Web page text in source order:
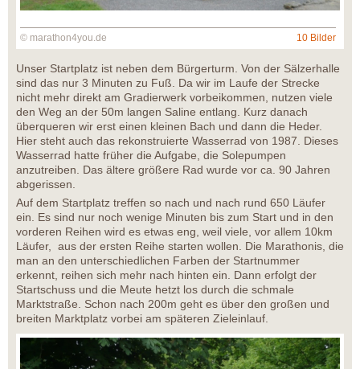
© marathon4you.de 10 Bilder
Unser Startplatz ist neben dem Bürgerturm. Von der Sälzerhalle
sind das nur 3 Minuten zu Fuß. Da wir im Laufe der Strecke
nicht mehr direkt am Gradierwerk vorbeikommen, nutzen viele
den Weg an der 50m langen Saline entlang. Kurz danach
überqueren wir erst einen kleinen Bach und dann die Heder.
Hier steht auch das rekonstruierte Wasserrad von 1987. Dieses
Wasserrad hatte früher die Aufgabe, die Solepumpen
anzutreiben. Das ältere größere Rad wurde vor ca. 90 Jahren
abgerissen.
Auf dem Startplatz treffen so nach und nach rund 650 Läufer
ein. Es sind nur noch wenige Minuten bis zum Start und in den
vorderen Reihen wird es etwas eng, weil viele, vor allem 10km
Läufer, aus der ersten Reihe starten wollen. Die Marathonis, die
man an den unterschiedlichen Farben der Startnummer
erkennt, reihen sich mehr nach hinten ein. Dann erfolgt der
Startschuss und die Meute hetzt los durch die schmale
Marktstraße. Schon nach 200m geht es über den großen und
breiten Marktplatz vorbei am späteren Zieleinlauf.